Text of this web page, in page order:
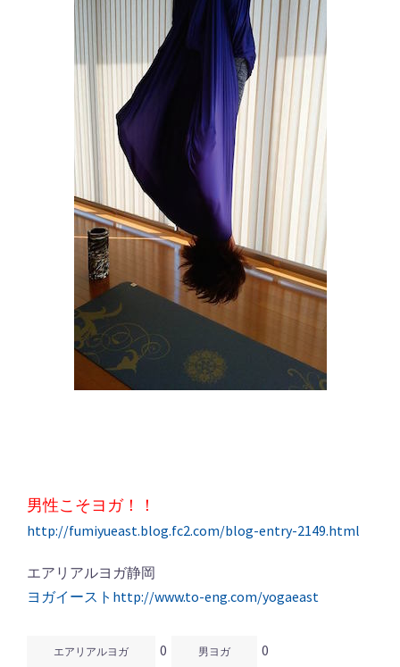
男性こそヨガ！！
http://fumiyueast.blog.fc2.com/blog-entry-2149.html
エアリアルヨガ静岡
ヨガイーストhttp://www.to-eng.com/yogaeast
エアリアルヨガ 0 男ヨガ 0